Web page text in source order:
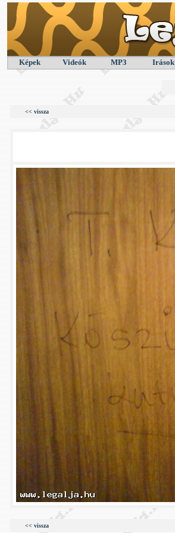
Képek Videók MP3 Irások
<< vissza
<< vissza